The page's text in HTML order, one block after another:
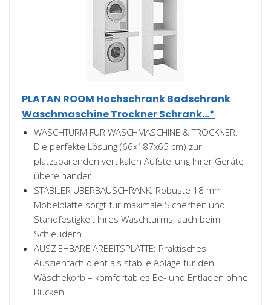
PLATAN ROOM Hochschrank Badschrank
Waschmaschine Trockner Schrank...*
WASCHTURM FÜR WASCHMASCHINE & TROCKNER:
Die perfekte Lösung (66x187x65 cm) zur
platzsparenden vertikalen Aufstellung Ihrer Geräte
übereinander.
STABILER ÜBERBAUSCHRANK: Robuste 18 mm
Möbelplatte sorgt für maximale Sicherheit und
Standfestigkeit Ihres Waschturms, auch beim
Schleudern.
AUSZIEHBARE ARBEITSPLATTE: Praktisches
Ausziehfach dient als stabile Ablage für den
Wäschekorb – komfortables Be- und Entladen ohne
Bücken.